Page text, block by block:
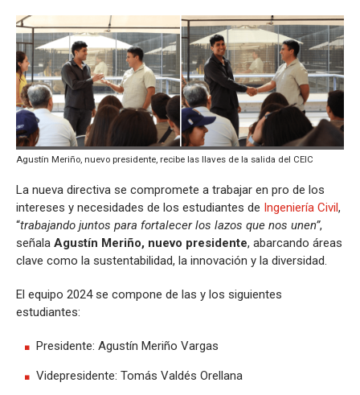
Agustín Meriño, nuevo presidente, recibe las llaves de la salida del CEIC
La nueva directiva se compromete a trabajar en pro de los
intereses y necesidades de los estudiantes de Ingeniería Civil,
“trabajando juntos para fortalecer los lazos que nos unen”,
señala Agustín Meriño, nuevo presidente, abarcando áreas
clave como la sustentabilidad, la innovación y la diversidad.
El equipo 2024 se compone de las y los siguientes
estudiantes:
Presidente: Agustín Meriño Vargas
Videpresidente: Tomás Valdés Orellana